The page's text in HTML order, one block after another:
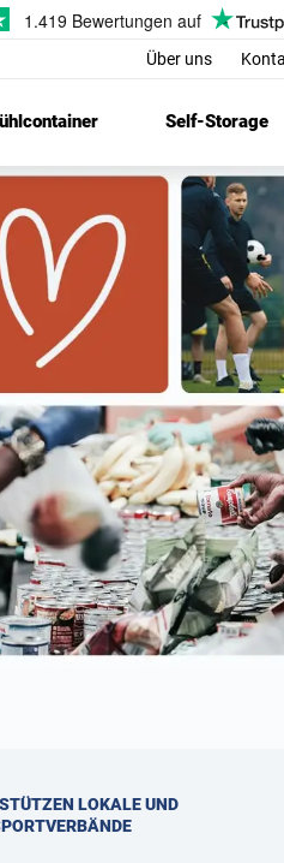
Über uns
Self-Storage
LOKALE UND